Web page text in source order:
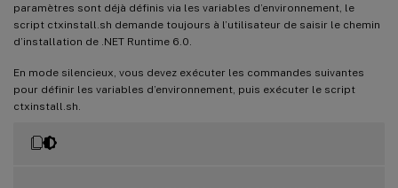
paramètres sont déjà définis via les variables d’environnement, le
script ctxinstall.sh demande toujours à l’utilisateur de saisir le chemin
d’installation de .NET Runtime 6.0.
En mode silencieux, vous devez exécuter les commandes suivantes
pour définir les variables d’environnement, puis exécuter le script
ctxinstall.sh.